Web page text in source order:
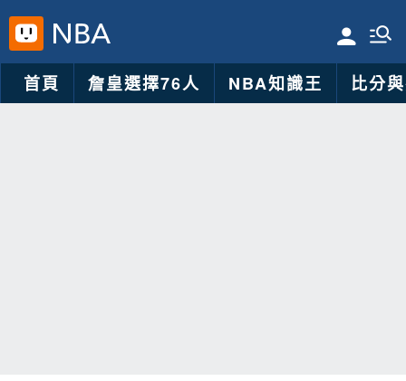
首頁 詹皇選擇76人 NBA知識王 比分